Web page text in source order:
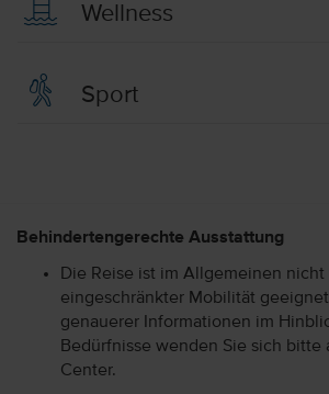
Wellness
Sport
Behindertengerechte Ausstattung
Die Reise ist im Allgemeinen nicht
eingeschränkter Mobilität
genauerer Informationen im
Bedürfnisse wenden Sie sich bitte
Center.